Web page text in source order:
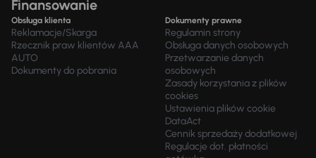
Finansowanie
Obsługa klienta
Reklamacje/Skarga
Rzecznik praw klientów AAA
AUTO
Dokumenty do pobrania
Dokumenty prawne
Regulamin strony
Obsługa danych osobowych
Przetwarzanie danych
osobowych
Zasady korzystania z plików
cookies
Ustawienia plików cookie
DataAct
Cennik sprzedaży dodatkowej
Regulacje dot. płatności